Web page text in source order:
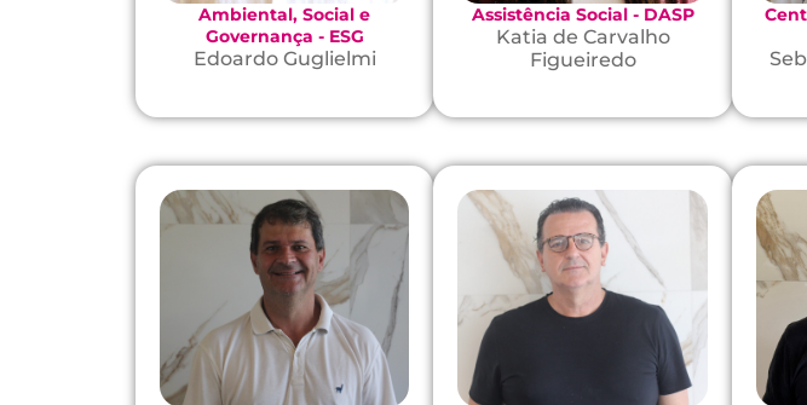
Ambiental, Social e
Governança - ESG
Edoardo Guglielmi
Assistência Social - DASP
Katia de Carvalho
Figueiredo